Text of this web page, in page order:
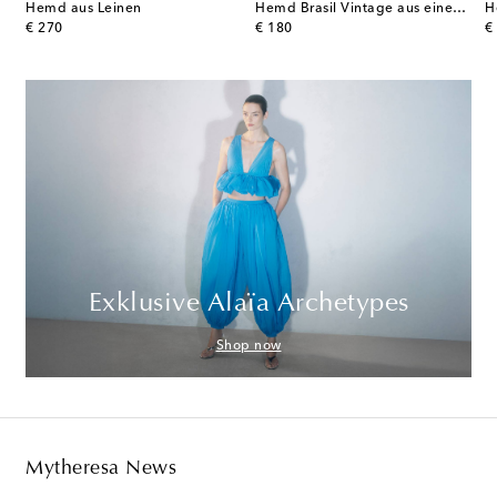
Hemd aus Leinen
€ 270
original price
Hemd Brasil Vintage aus einem Leinengemisch
€ 180
original price
€
Exklusive Alaïa Archetypes
Shop now
Mytheresa News